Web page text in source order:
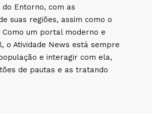
Entorno, com as
suas regiões, assim como o
Como um portal moderno e
o Atividade News está sempre
e interagir com ela,
de pautas e as tratando